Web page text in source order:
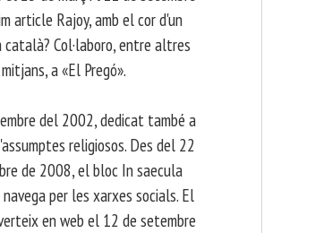
article Rajoy, amb el cor d'un
Col·laboro, entre altres
mitjans, a «El Pregó».
del 2002, dedicat també a
religiosos. Des del 22
de 2008, el bloc In saecula
per les xarxes socials. El
en web el 12 de setembre